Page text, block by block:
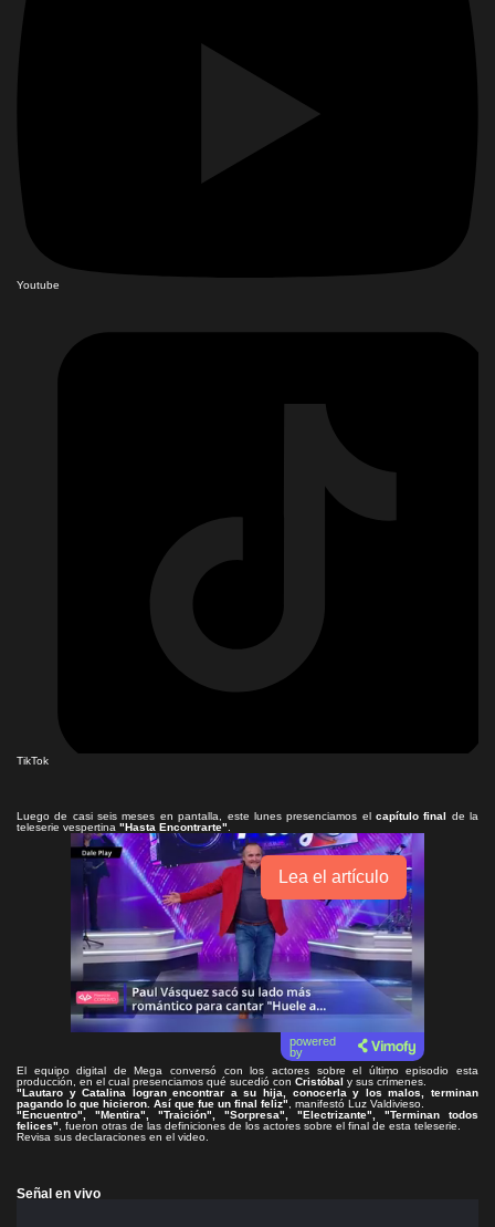
Youtube
TikTok
Luego de casi seis meses en pantalla, este lunes presenciamos el capítulo final de la
teleserie vespertina "Hasta Encontrarte"
Lea el artículo
powered
by
El equipo digital de Mega conversó con los actores sobre el último episodio esta
producción, en el cual presenciamos qué sucedió con Cristóbal y sus crímenes.
"Lautaro y Catalina logran encontrar a su hija, conocerla y los malos, terminan
pagando lo que hicieron. Así que fue un final feliz" , manifestó Luz Valdivieso.
"Encuentro", "Mentira", "Traición", "Sorpresa", "Electrizante", "Terminan todos
felices" , fueron otras de las definiciones de los actores sobre el final de esta teleserie.
Revisa sus declaraciones en el video.
Señal en vivo